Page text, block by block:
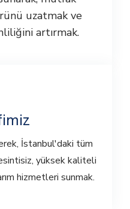
uzatmak ve
artırmak.
İstanbul'daki tüm
yüksek kaliteli
hizmetleri sunmak.